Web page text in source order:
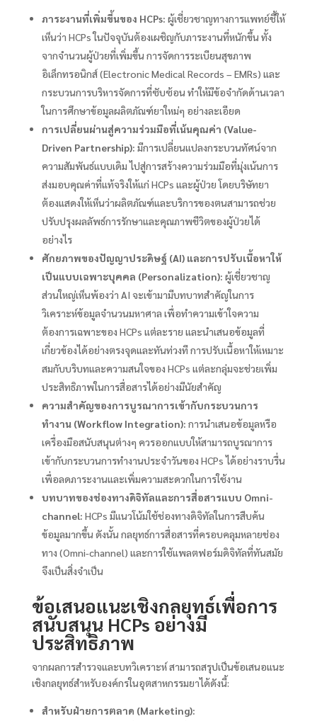
ภาระงานที่เพิ่มขึ้นของ HCPs: ผู้เชี่ยวชาญทางการแพทย์ชี้ให้
เห็นว่า HCPs ในปัจจุบันต้องเผชิญกับภาระงานที่หนักขึ้น ทั้ง
จากจำนวนผู้ป่วยที่เพิ่มขึ้น การจัดการระเบียนสุขภาพ
อิเล็กทรอนิกส์ (Electronic Medical Records – EMRs) และ
กระบวนการบริหารจัดการที่ซับซ้อน ทำให้มีข้อจำกัดด้านเวลา
ในการศึกษาข้อมูลผลิตภัณฑ์ยาใหม่ๆ อย่างละเอียด
การเปลี่ยนผ่านสู่ความร่วมมือที่เน้นคุณค่า (Value-
Driven Partnership): มีการเปลี่ยนแปลงกระบวนทัศน์จาก
ความสัมพันธ์แบบเดิม ไปสู่การสร้างความร่วมมือที่มุ่งเน้นการ
ส่งมอบคุณค่าที่แท้จริงให้แก่ HCPs และผู้ป่วย โดยบริษัทยา
ต้องแสดงให้เห็นว่าผลิตภัณฑ์และบริการของตนสามารถช่วย
ปรับปรุงผลลัพธ์การรักษาและคุณภาพชีวิตของผู้ป่วยได้
อย่างไร
ศักยภาพของปัญญาประดิษฐ์ (AI) และการปรับเนื้อหาให้
เป็นแบบเฉพาะบุคคล (Personalization): ผู้เชี่ยวชาญ
ส่วนใหญ่เห็นพ้องว่า AI จะเข้ามามีบทบาทสำคัญในการ
วิเคราะห์ข้อมูลจำนวนมหาศาล เพื่อทำความเข้าใจความ
ต้องการเฉพาะของ HCPs แต่ละราย และนำเสนอข้อมูลที่
เกี่ยวข้องได้อย่างตรงจุดและทันท่วงที การปรับเนื้อหาให้เหมาะ
สมกับบริบทและความสนใจของ HCPs แต่ละกลุ่มจะช่วยเพิ่ม
ประสิทธิภาพในการสื่อสารได้อย่างมีนัยสำคัญ
ความสำคัญของการบูรณาการเข้ากับกระบวนการ
ทำงาน (Workflow Integration): การนำเสนอข้อมูลหรือ
เครื่องมือสนับสนุนต่างๆ ควรออกแบบให้สามารถบูรณาการ
เข้ากับกระบวนการทำงานประจำวันของ HCPs ได้อย่างราบรื่น
เพื่อลดภาระงานและเพิ่มความสะดวกในการใช้งาน
บทบาทของช่องทางดิจิทัลและการสื่อสารแบบ Omni-
channel: HCPs มีแนวโน้มใช้ช่องทางดิจิทัลในการสืบค้น
ข้อมูลมากขึ้น ดังนั้น กลยุทธ์การสื่อสารที่ครอบคลุมหลายช่อง
ทาง (Omni-channel) และการใช้แพลตฟอร์มดิจิทัลที่ทันสมัย
จึงเป็นสิ่งจำเป็น
ข้อเสนอแนะเชิงกลยุทธ์เพื่อการ
สนับสนุน HCPs อย่างมี
ประสิทธิภาพ
จากผลการสำรวจและบทวิเคราะห์ สามารถสรุปเป็นข้อเสนอแนะ
เชิงกลยุทธ์สำหรับองค์กรในอุตสาหกรรมยาได้ดังนี้:
สำหรับฝ่ายการตลาด (Marketing):